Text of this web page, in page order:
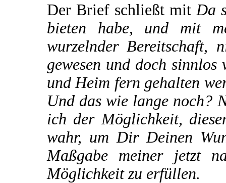
Der Brief schließt mit Da
bieten habe, und mit
wurzelnder Bereitschaft,
gewesen und doch
und Heim fern gehalten
Und das wie lange noch?
ich der Möglichkeit,
wahr, um Dir Deinen
Maßgabe meiner jetzt
Möglichkeit zu erfüllen.